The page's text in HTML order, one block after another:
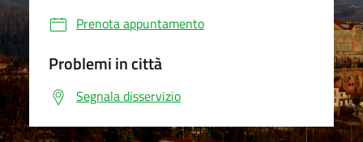
Prenota appuntamento
Problemi in città
Segnala disservizio